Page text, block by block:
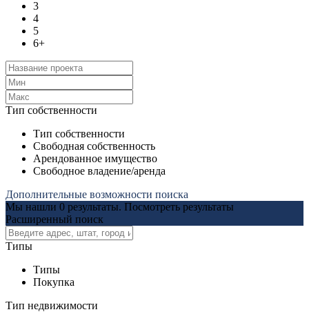
3
4
5
6+
Тип собственности
Тип собственности
Свободная собственность
Арендованное имущество
Свободное владение/аренда
Дополнительные возможности поиска
Мы нашли 0 результаты. Посмотреть результаты
Расширенный поиск
Типы
Типы
Покупка
Тип недвижимости